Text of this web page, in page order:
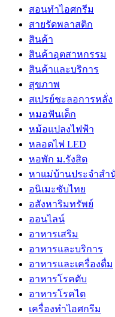
สอนทำไอศกรีม
สายรัดพลาสติก
สินค้า
สินค้าอุตสาหกรรม
สินค้าและบริการ
สุขภาพ
สเปรย์ชะลอการหลั่ง
หมอฟันเด็ก
หม้อแปลงไฟฟ้า
หลอดไฟ LED
หอพัก ม.รังสิต
หาแม่บ้านประจำสำ
อนิเมะซับไทย
อสังหาริมทรัพย์
ออนไลน์
อาหารเสริม
อาหารและบริการ
อาหารและเครื่องดื่ม
อาหารโรคตับ
อาหารโรคไต
เครื่องทำไอศกรีม